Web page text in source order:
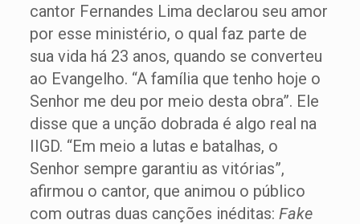
cantor Fernandes Lima declarou seu amor
por esse ministério, o qual faz parte de
sua vida há 23 anos, quando se converteu
ao Evangelho. “A família que tenho hoje o
Senhor me deu por meio desta obra”. Ele
disse que a unção dobrada é algo real na
IIGD. “Em meio a lutas e batalhas, o
Senhor sempre garantiu as vitórias”,
afirmou o cantor, que animou o público
com outras duas canções inéditas: Fake